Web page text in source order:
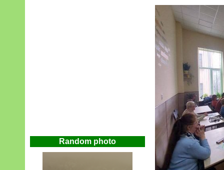
Random photo